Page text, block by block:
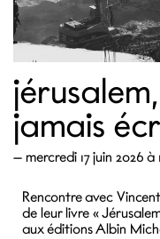
jérusalem,
jamais
— mercredi 17 juin 2026 à
Rencontre avec
de leur livre «
aux éditions Albin